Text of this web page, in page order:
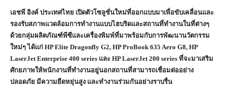
เอชพี อิงค์ ประเทศไทย เปิดตัวโซลูชั่นใหม่ที่ออกแบบมาเพื่อขับเคลื่อนและ
รองรับสภาพแวดล้อมการทำงานแบบไฮบริดและสถานที่ทำงานในที่ต่างๆ
ด้วยกลุ่มผลิตภัณฑ์พีซีและเครื่องพิมพ์ที่มาพร้อมกับการพัฒนานวัตกรรม
ใหม่ๆ ได้แก่ HP Elite Dragonfly G2, HP ProBook 635 Aero G8, HP
LaserJet Enterprise 400 series และ HP LaserJet 200 series ที่จะมาเสริม
ศักยภาพให้พนักงานที่ทำงานอยู่นอกสถานที่สามารถเชื่อมต่ออย่าง
ปลอดภัย มีความยืดหยุ่นสูง และทำงานร่วมกันอย่างราบรื่น